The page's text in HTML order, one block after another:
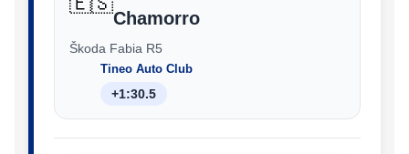
Chamorro
Škoda Fabia R5
Tineo Auto Club
+1:30.5